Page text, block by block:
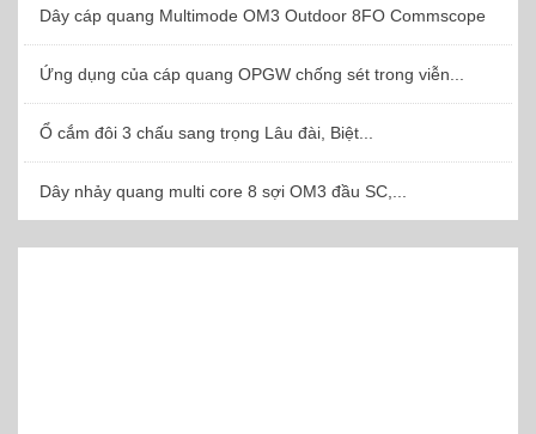
Dây cáp quang Multimode OM3 Outdoor 8FO Commscope
Ứng dụng của cáp quang OPGW chống sét trong viễn...
Ổ cắm đôi 3 chấu sang trọng Lâu đài, Biệt...
Dây nhảy quang multi core 8 sợi OM3 đầu SC,...